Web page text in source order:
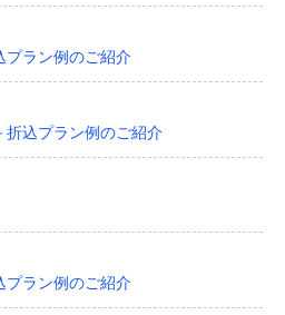
プラン例のご紹介
折込プラン例のご紹介
プラン例のご紹介